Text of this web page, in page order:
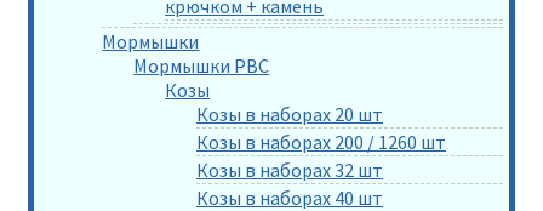
крючком + камень
Мормышки
Мормышки РВС
Козы
Козы в наборах 20 шт
Козы в наборах 200 / 1260 шт
Козы в наборах 32 шт
Козы в наборах 40 шт